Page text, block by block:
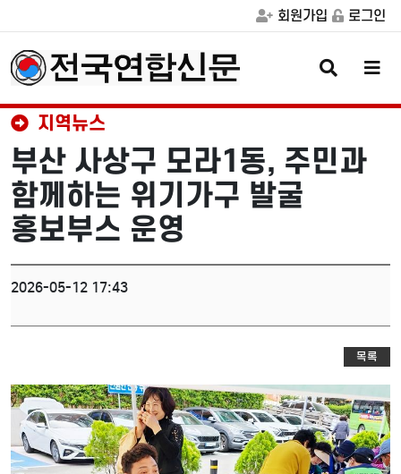
회원가입 로그인
검
색
버
메
버
지역뉴스
부산 사상구 모라1동, 주민과
함께하는 위기가구 발굴
홍보부스 운영
2026-05-12 17:43
목록